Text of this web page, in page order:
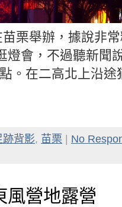
栗舉辦，據說非
燈會，不過聽新聞
。在二高北上沿途
跡背影, 苗栗
No
風營地露營